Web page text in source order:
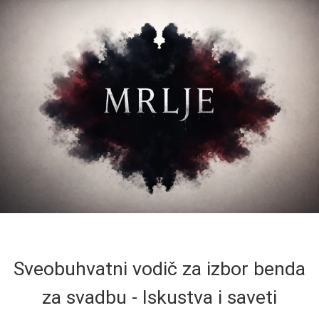
Sveobuhvatni vodič za izbor benda
za svadbu - Iskustva i saveti